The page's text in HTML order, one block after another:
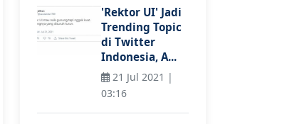
'Rektor UI' Jadi
Trending Topic
di Twitter
Indonesia, A...
21 Jul 2021 |
03:16